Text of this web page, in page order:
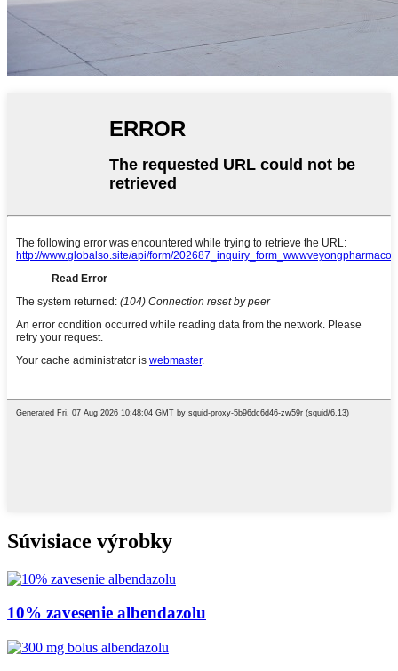
Súvisiace výrobky
10% zavesenie albendazolu